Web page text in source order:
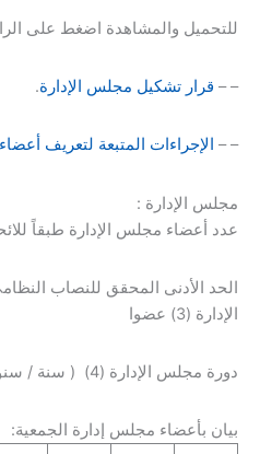
للتحميل والمشاهدة اضغط على
– – قرار تشكيل مجلس الإدارة.
– – الإجراءات المتبعة لتعريف
مجلس الإدارة :
عدد أعضاء مجلس الإدارة طبقاً للائحة
الحد الأدنى المحقق للنصاب
الإدارة (3) عضوا
دورة مجلس الإدارة (4) ( سنة / سنوات )
بيان بأعضاء مجلس إدارة الجمعية: